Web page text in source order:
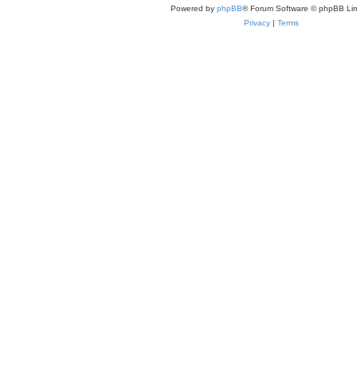
Powered by phpBB® Forum Software © phpBB
Privacy | Terms